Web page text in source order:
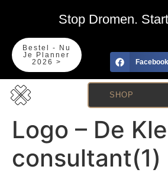
Stop Dromen.
Bestel - Nu
Je Planner
2026 >
Facebook
SHOP
Logo – De
consultant(1)